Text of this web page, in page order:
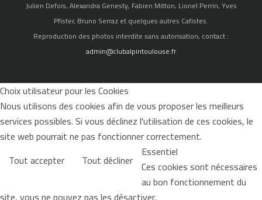
Julien Defois, Alexandra Genesty, Fabien Mitton, Lionel Perrin, Yves
Pfister, Bruno Serraz et quelques autres Cafistes.
Reproduction des photos interdite sans autorisation, contact :
admin@clubalpintoulouse.fr
Choix utilisateur pour les Cookies
Nous utilisons des cookies afin de vous proposer les meilleurs
services possibles. Si vous déclinez l'utilisation de ces cookies, le
site web pourrait ne pas fonctionner correctement.
Tout accepter
Tout décliner Essentiel
Ces cookies sont nécessaires
au bon fonctionnement du